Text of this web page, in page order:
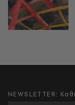
NEWSLETTER: